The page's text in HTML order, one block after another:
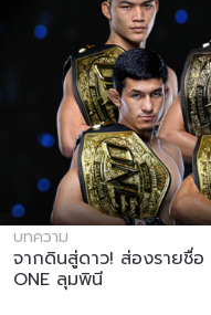
บทความ
จากดินสู่ดาว! ส่องรายชื่อ
ONE ลุมพินี